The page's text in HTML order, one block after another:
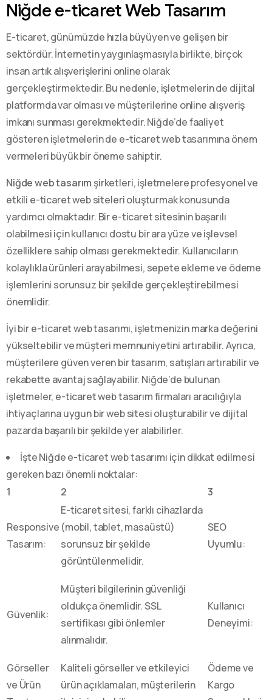
Niğde e-ticaret Web Tasarım
E-ticaret, günümüzde hızla büyüyen ve gelişen bir
sektördür. İnternetin yaygınlaşmasıyla birlikte, birçok
insan artık alışverişlerini online olarak
gerçekleştirmektedir. Bu nedenle, işletmelerin de dijital
platformda var olması ve müşterilerine online alışveriş
imkanı sunması gerekmektedir. Niğde’de faaliyet
gösteren işletmelerin de e-ticaret web tasarımına önem
vermeleri büyük bir öneme sahiptir.
Niğde web tasarım şirketleri, işletmelere profesyonel ve
etkili e-ticaret web siteleri oluşturmak konusunda
yardımcı olmaktadır. Bir e-ticaret sitesinin başarılı
olabilmesi için kullanıcı dostu bir ara yüze ve işlevsel
özelliklere sahip olması gerekmektedir. Kullanıcıların
kolaylıkla ürünleri arayabilmesi, sepete ekleme ve ödeme
işlemlerini sorunsuz bir şekilde gerçekleştirebilmesi
önemlidir.
İyi bir e-ticaret web tasarımı, işletmenizin marka değerini
yükseltebilir ve müşteri memnuniyetini artırabilir. Ayrıca,
müşterilere güven veren bir tasarım, satışları artırabilir ve
rekabette avantaj sağlayabilir. Niğde’de bulunan
işletmeler, e-ticaret web tasarım firmaları aracılığıyla
ihtiyaçlarına uygun bir web sitesi oluşturabilir ve dijital
pazarda başarılı bir şekilde yer alabilirler.
İşte Niğde e-ticaret web tasarımı için dikkat edilmesi
gereken bazı önemli noktalar:
1
2 3
Responsive
Tasarım:
E-ticaret sitesi, farklı cihazlarda
(mobil, tablet, masaüstü)
sorunsuz bir şekilde
görüntülenmelidir.
SEO
Uyumlu:
Güvenlik:
Müşteri bilgilerinin güvenliği
oldukça önemlidir. SSL
sertifikası gibi önlemler
alınmalıdır.
Kullanıcı
Deneyimi:
Görseller
ve Ürün
Kaliteli görseller ve etkileyici
ürün açıklamaları, müşterilerin
Ödeme ve
Kargo